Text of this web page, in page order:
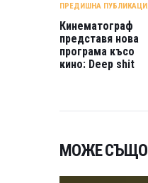
ПРЕДИШНА
Кинематограф
представя нова
програма късо
кино: Deep shit
МОЖЕ СЪЩО